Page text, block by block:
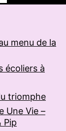
menu de la
écoliers à
triomphe
Une Vie –
Pip